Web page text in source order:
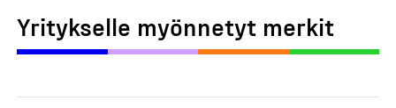
Yritykselle myönnetyt merkit